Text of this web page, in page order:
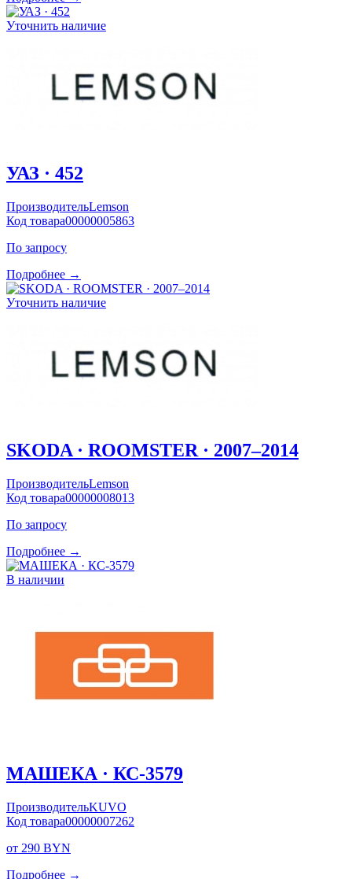
Уточнить наличие
УАЗ · 452
ПроизводительLemson
Код товара00000005863
По запросу
Подробнее →
Уточнить наличие
SKODA · ROOMSTER · 2007–2014
ПроизводительLemson
Код товара00000008013
По запросу
Подробнее →
В наличии
МАШЕКА · КС-3579
ПроизводительKUVO
Код товара00000007262
от 290 BYN
Подробнее →